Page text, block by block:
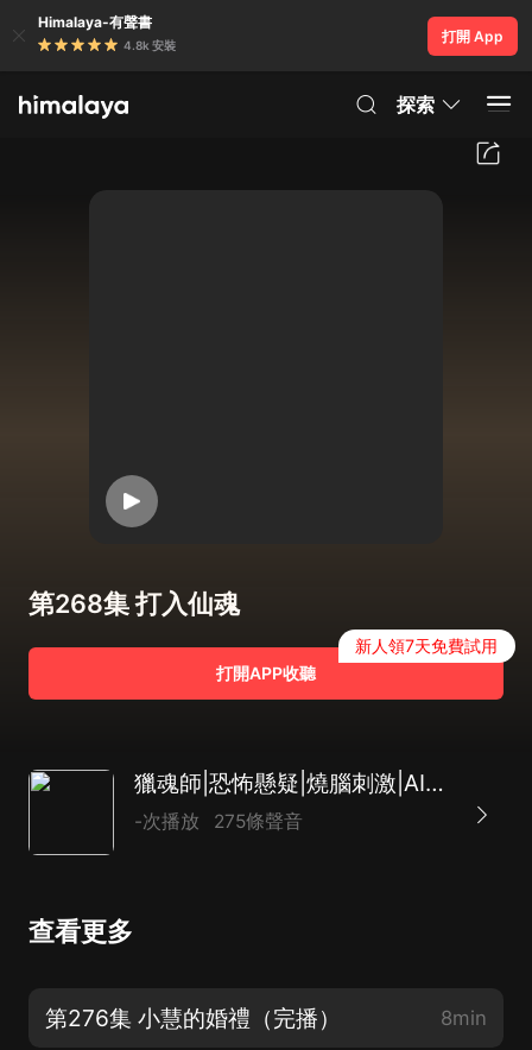
Himalaya-有聲書
4.8k 安裝
打開 App
探索
第268集 打入仙魂
打開APP收聽
新人領7天免費試用
獵魂師|恐怖懸疑|燒腦刺激|AI多播
-次播放 275條聲音
查看更多
第276集 小慧的婚禮（完播） 8min